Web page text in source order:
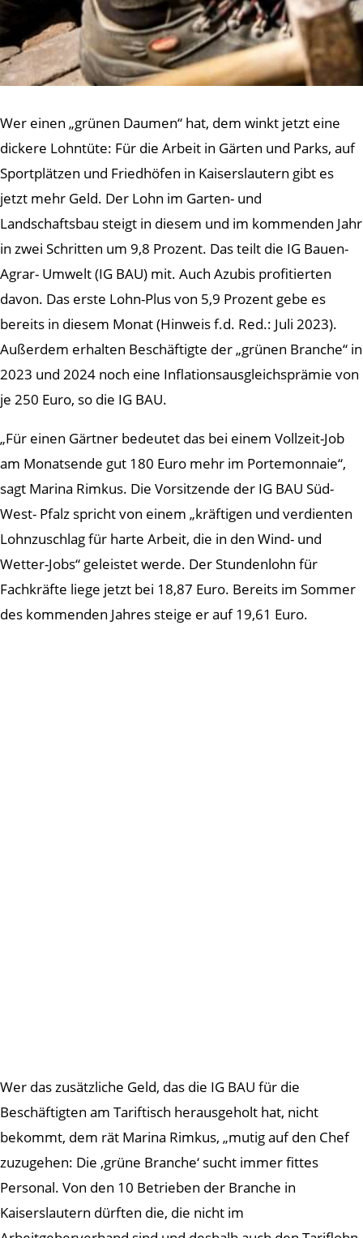
Wer einen „grünen Daumen“ hat, dem winkt jetzt eine
dickere Lohntüte: Für die Arbeit in Gärten und Parks, auf
Sportplätzen und Friedhöfen in Kaiserslautern gibt es
jetzt mehr Geld. Der Lohn im Garten- und
Landschaftsbau steigt in diesem und im kommenden Jahr
in zwei Schritten um 9,8 Prozent. Das teilt die IG Bauen-
Agrar- Umwelt (IG BAU) mit. Auch Azubis profitierten
davon. Das erste Lohn-Plus von 5,9 Prozent gebe es
bereits in diesem Monat (Hinweis f.d. Red.: Juli 2023).
Außerdem erhalten Beschäftigte der „grünen Branche“ in
2023 und 2024 noch eine Inflationsausgleichsprämie von
je 250 Euro, so die IG BAU.
„Für einen Gärtner bedeutet das bei einem Vollzeit-Job
am Monatsende gut 180 Euro mehr im Portemonnaie“,
sagt Marina Rimkus. Die Vorsitzende der IG BAU Süd-
West- Pfalz spricht von einem „kräftigen und verdienten
Lohnzuschlag für harte Arbeit, die in den Wind- und
Wetter-Jobs“ geleistet werde. Der Stundenlohn für
Fachkräfte liege jetzt bei 18,87 Euro. Bereits im Sommer
des kommenden Jahres steige er auf 19,61 Euro.
Wer das zusätzliche Geld, das die IG BAU für die
Beschäftigten am Tariftisch herausgeholt hat, nicht
bekommt, dem rät Marina Rimkus, „mutig auf den Chef
zuzugehen: Die ‚grüne Branche‘ sucht immer fittes
Personal. Von den 10 Betrieben der Branche in
Kaiserslautern dürften die, die nicht im